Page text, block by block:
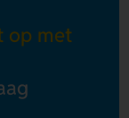
op met